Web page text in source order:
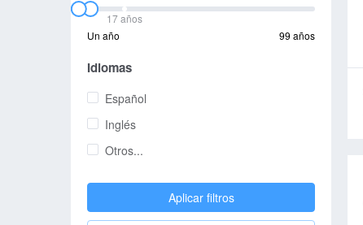
17 años
Un año
99 años
Idiomas
Español
Inglés
Otros...
Aplicar filtros